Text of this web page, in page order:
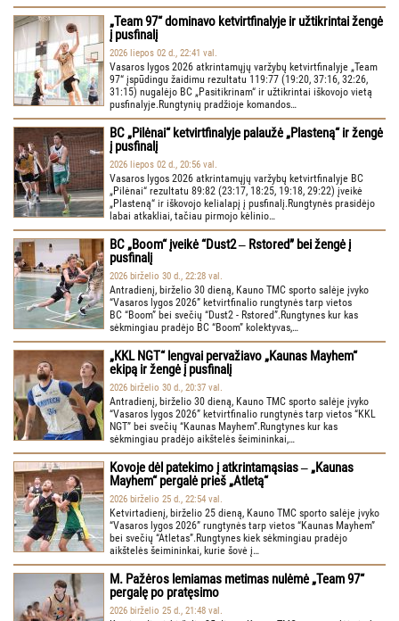
„Team 97“ dominavo ketvirtfinalyje ir užtikrintai žengė
į pusfinalį
2026 liepos 02 d., 22:41 val.
Vasaros lygos 2026 atkrintamųjų varžybų ketvirtfinalyje „Team
97“ įspūdingu žaidimu rezultatu 119:77 (19:20, 37:16, 32:26,
31:15) nugalėjo BC „Pasitikrinam“ ir užtikrintai iškovojo vietą
pusfinalyje.Rungtynių pradžioje komandos…
BC „Pilėnai“ ketvirtfinalyje palaužė „Plasteną“ ir žengė
į pusfinalį
2026 liepos 02 d., 20:56 val.
Vasaros lygos 2026 atkrintamųjų varžybų ketvirtfinalyje BC
„Pilėnai“ rezultatu 89:82 (23:17, 18:25, 19:18, 29:22) įveikė
„Plasteną“ ir iškovojo kelialapį į pusfinalį.Rungtynės prasidėjo
labai atkakliai, tačiau pirmojo kėlinio…
BC „Boom“ įveikė “Dust2 ‒ Rstored” bei žengė į
pusfinalį
2026 birželio 30 d., 22:28 val.
Antradienį, birželio 30 dieną, Kauno TMC sporto salėje įvyko
“Vasaros lygos 2026” ketvirtfinalio rungtynės tarp vietos
BC “Boom” bei svečių “Dust2 - Rstored”.Rungtynes kur kas
sėkmingiau pradėjo BC “Boom” kolektyvas,…
„KKL NGT“ lengvai pervažiavo „Kaunas Mayhem“
ekipą ir žengė į pusfinalį
2026 birželio 30 d., 20:37 val.
Antradienį, birželio 30 dieną, Kauno TMC sporto salėje įvyko
“Vasaros lygos 2026” ketvirtfinalio rungtynės tarp vietos “KKL
NGT” bei svečių “Kaunas Mayhem”.Rungtynes kur kas
sėkmingiau pradėjo aikštelės šeimininkai,…
Kovoje dėl patekimo į atkrintamąsias ‒ „Kaunas
Mayhem“ pergalė prieš „Atletą“
2026 birželio 25 d., 22:54 val.
Ketvirtadienį, birželio 25 dieną, Kauno TMC sporto salėje įvyko
“Vasaros lygos 2026” rungtynės tarp vietos “Kaunas Mayhem”
bei svečių “Atletas”.Rungtynes kiek sėkmingiau pradėjo
aikštelės šeimininkai, kurie šovė į…
M. Pažėros lemiamas metimas nulėmė „Team 97“
pergalę po pratęsimo
2026 birželio 25 d., 21:48 val.